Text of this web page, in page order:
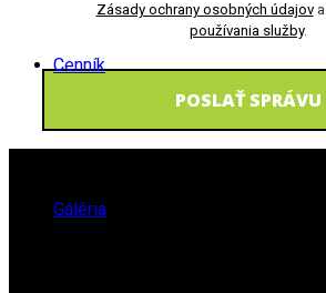
Cenník
Galéria
Zásady ochrany osobných údajova
používania služby.